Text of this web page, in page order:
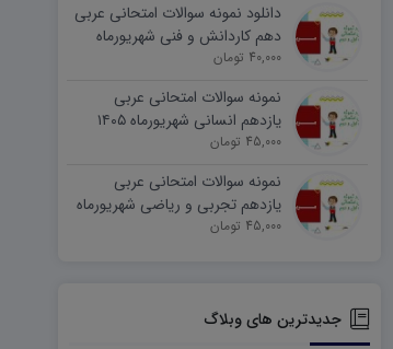
دانلود نمونه سوالات امتحانی عربی
دهم کاردانش و فنی شهریورماه
۱۴۰۵ word
40,000 تومان
نمونه سوالات امتحانی عربی
یازدهم انسانی شهریورماه ۱۴۰۵
word
45,000 تومان
نمونه سوالات امتحانی عربی
یازدهم تجربی و ریاضی شهریورماه
۱۴۰۵ word
45,000 تومان
جدیدترین های وبلاگ